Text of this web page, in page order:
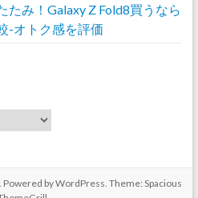
たみ！Galaxy Z Fold8買うなら
-オトク感を評価
. Powered byWordPress . Theme: Spacious